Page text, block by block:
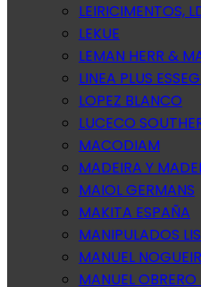
LEIRICIMENTOS,
LEKUE
LEMAN HERR &
LINEA PLUS
LOPEZ BLANCO
LUCECO
MACODIAM
MADEIRA Y
MAIOL GERMANS
MAKITA ESPAÑA
MANIPULADOS
MANUEL
MANUEL OBRERO